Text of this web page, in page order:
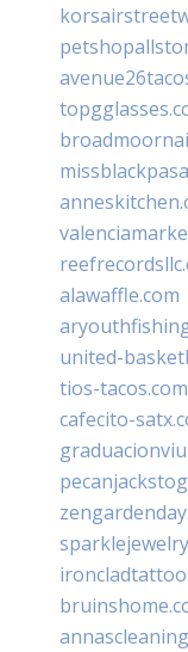
alawaffle.com
united-
tios-tacos.com
cafecito-